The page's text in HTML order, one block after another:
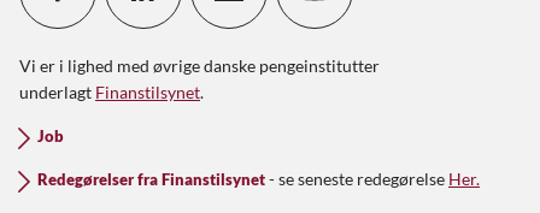
Vi er i lighed med øvrige danske pengeinstitutter
underlagt Finanstilsynet.
Job
Redegørelser fra Finanstilsynet - se seneste redegørelse Her.